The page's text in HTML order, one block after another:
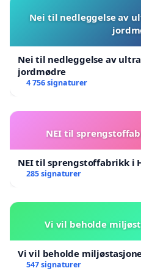
Irina Hildrum Myrvik
Ivar Fridtjof Saugestad
Berit Lysberg Brauten
Nei til nedleggelse av
Nei til nedleggelse av
jordmødre
4 756 signaturer
NEI til
NEI til sprengstoffabrikk i
285 signaturer
Vi vil beholde
Vi vil beholde
547 signaturer